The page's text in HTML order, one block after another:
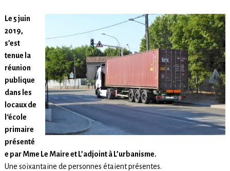
Le 5 juin
2019,
s’est
tenue la
réunion
publique
dans les
locaux de
l‘école
primaire
présenté
e par Mme Le Maire et L’adjoint à L’urbanisme.
Une soixantaine de personnes étaient présentes.